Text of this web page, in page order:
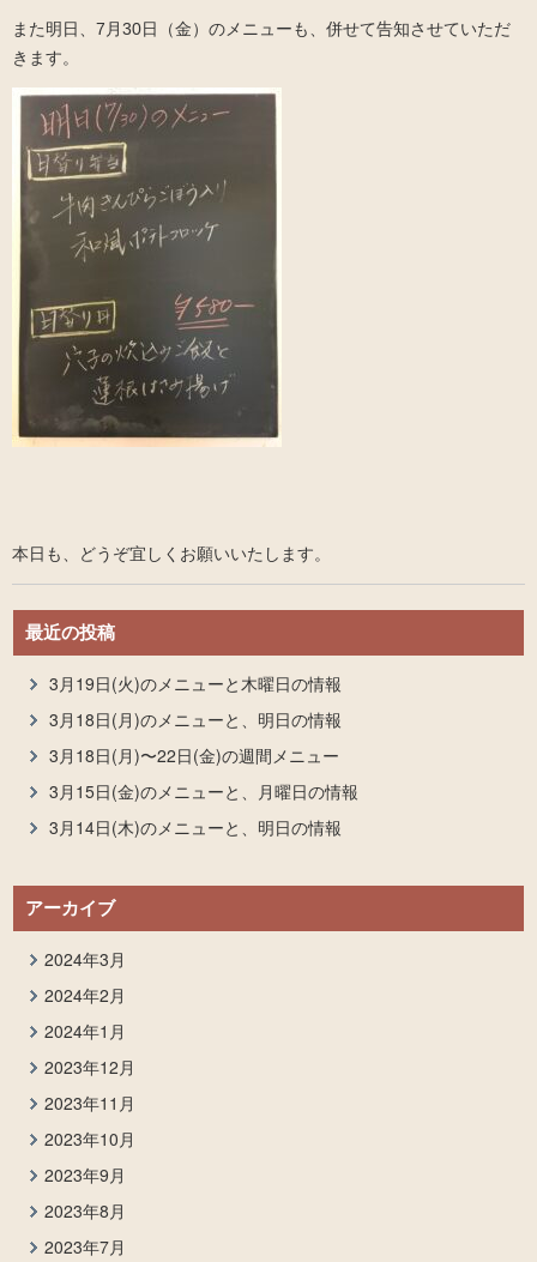
また明日、7月30日（金）のメニューも、併せて告知させていただ
きます。
本日も、どうぞ宜しくお願いいたします。
最近の投稿
3月19日(火)のメニューと木曜日の情報
3月18日(月)のメニューと、明日の情報
3月18日(月)〜22日(金)の週間メニュー
3月15日(金)のメニューと、月曜日の情報
3月14日(木)のメニューと、明日の情報
アーカイブ
2024年3月
2024年2月
2024年1月
2023年12月
2023年11月
2023年10月
2023年9月
2023年8月
2023年7月